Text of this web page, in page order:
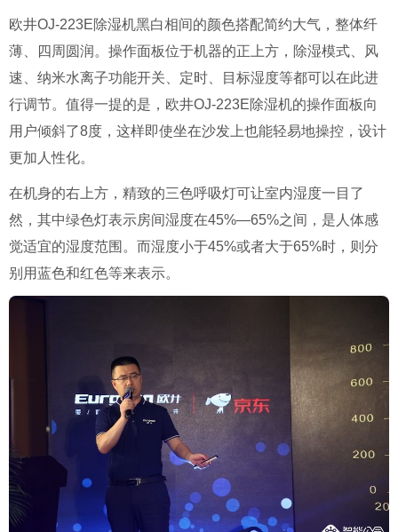
欧井OJ-223E除湿机黑白相间的颜色搭配简约大气，整体纤
薄、四周圆润。操作面板位于机器的正上方，除湿模式、风
速、纳米水离子功能开关、定时、目标湿度等都可以在此进
行调节。值得一提的是，欧井OJ-223E除湿机的操作面板向
用户倾斜了8度，这样即使坐在沙发上也能轻易地操控，设计
更加人性化。
在机身的右上方，精致的三色呼吸灯可让室内湿度一目了
然，其中绿色灯表示房间湿度在45%—65%之间，是人体感
觉适宜的湿度范围。而湿度小于45%或者大于65%时，则分
别用蓝色和红色等来表示。